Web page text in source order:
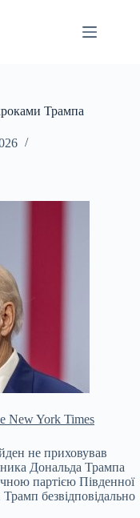
Трампа
New York Times
не приховував
Дональда Трампа
партією Південної
безвідповідально